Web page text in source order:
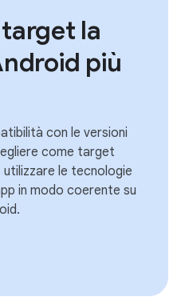
la
più
con le versioni
come target
utilizzare le tecnologie
in modo coerente su